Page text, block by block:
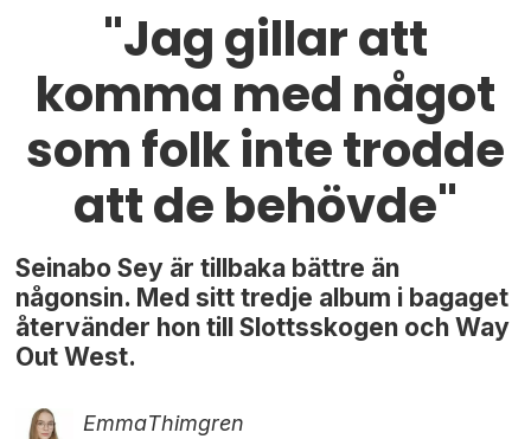
"Jag gillar att
komma med något
som folk inte trodde
att de behövde"
Seinabo Sey är tillbaka bättre än
någonsin. Med sitt tredje album i bagaget
återvänder hon till Slottsskogen och Way
Out West.
EmmaThimgren